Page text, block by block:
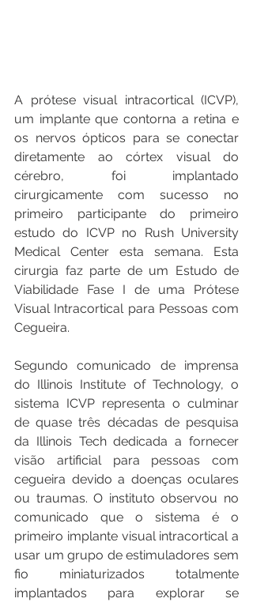
A prótese visual intracortical (ICVP),
um implante que contorna a retina e
os nervos ópticos para se conectar
diretamente ao córtex visual do
cérebro, foi implantado
cirurgicamente com sucesso no
primeiro participante do primeiro
estudo do ICVP no Rush University
Medical Center esta semana. Esta
cirurgia faz parte de um Estudo de
Viabilidade Fase I de uma Prótese
Visual Intracortical para Pessoas com
Cegueira.
Segundo comunicado de imprensa
do Illinois Institute of Technology, o
sistema ICVP representa o culminar
de quase três décadas de pesquisa
da Illinois Tech dedicada a fornecer
visão artificial para pessoas com
cegueira devido a doenças oculares
ou traumas. O instituto observou no
comunicado que o sistema é o
primeiro implante visual intracortical a
usar um grupo de estimuladores sem
fio miniaturizados totalmente
implantados para explorar se